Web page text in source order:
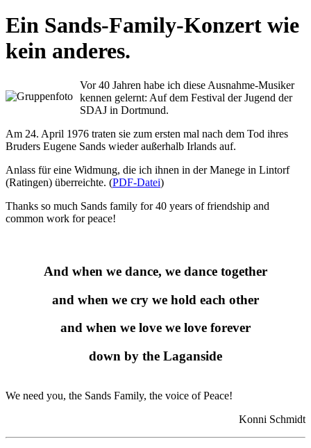
Ein Sands-Family-Konzert wie
kein anderes.
Vor 40 Jahren habe ich diese Ausnahme-Musiker
kennen gelernt: Auf dem Festival der Jugend der
SDAJ in Dortmund.
Am 24. April 1976 traten sie zum ersten mal nach dem Tod ihres
Bruders Eugene Sands wieder außerhalb Irlands auf.
Anlass für eine Widmung, die ich ihnen in der Manege in Lintorf
(Ratingen) überreichte. (PDF-Datei)
Thanks so much Sands family for 40 years of friendship and
common work for peace!
And when we dance, we dance together
and when we cry we hold each other
and when we love we love forever
down by the Laganside
We need you, the Sands Family, the voice of Peace!
Konni Schmidt